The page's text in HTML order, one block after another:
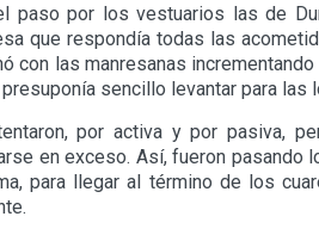
paso por los vestuarios las de
que respondía todas las
con las manresanas
sencillo levantar para las
por activa y por pasiva,
en exceso. Así, fueron pasando
para llegar al término de los